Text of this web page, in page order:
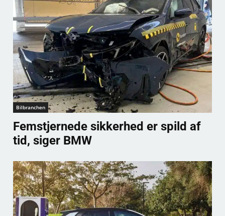
Bilbranchen
Femstjernede sikkerhed er spild af
tid, siger BMW